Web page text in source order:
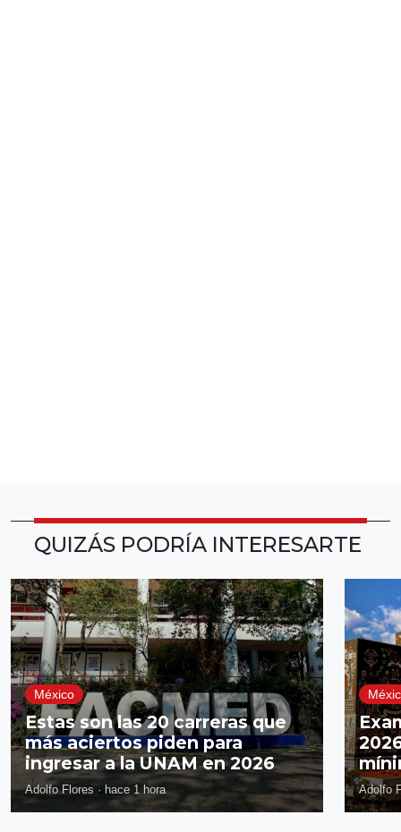
QUIZÁS PODRÍA INTERESARTE
México
Estas son las 20 carreras que
más aciertos piden para
ingresar a la UNAM en 2026
Adolfo Flores · hace 1 hora Adolfo